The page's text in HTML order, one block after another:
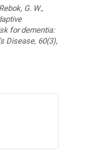
G. W.,
for dementia:
Disease, 60(3),